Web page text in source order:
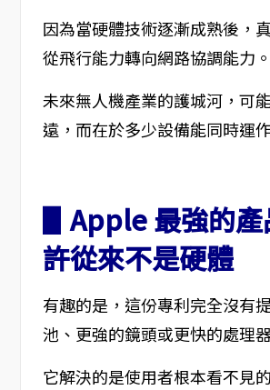
因為當硬體技術逐漸成熟後，
從飛行能力轉向網路協調能力。
未來無人機產業的護城河，可
遠，而在於多少設備能同時運
▋Apple 最強的產
許從來不是硬體
有趣的是，這份專利完全沒有
池、更強的鏡頭或更快的處理
它解決的是使用者根本看不見